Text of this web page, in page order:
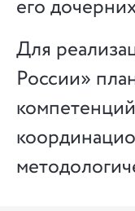
его
Для
России»